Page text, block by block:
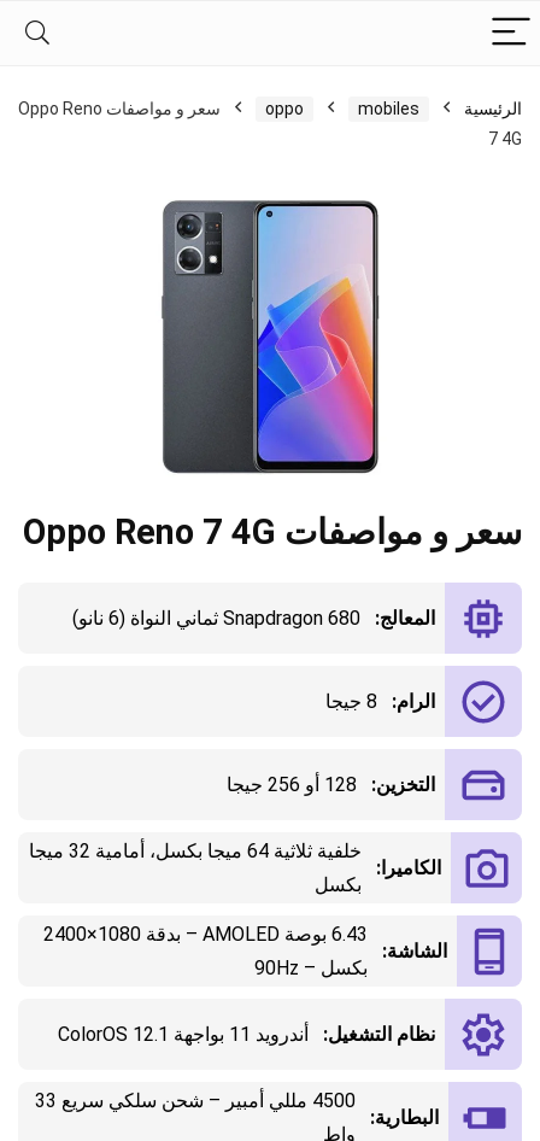
الرئيسية mobiles
oppo
سعر و مواصفات Oppo Reno
7 4G
سعر و مواصفات Oppo Reno 7 4G
المعالج: Snapdragon 680 ثماني النواة (6 نانو)
الرام: 8 جيجا
التخزين: 128 أو 256 جيجا
الكاميرا:
خلفية ثلاثية 64 ميجا بكسل، أمامية 32 ميجا
بكسل
الشاشة:
6.43 بوصة AMOLED – بدقة 1080×2400
بكسل – 90Hz
نظام التشغيل: أندرويد 11 بواجهة ColorOS 12.1
البطارية:
4500 مللي أمبير – شحن سلكي سريع 33
واط